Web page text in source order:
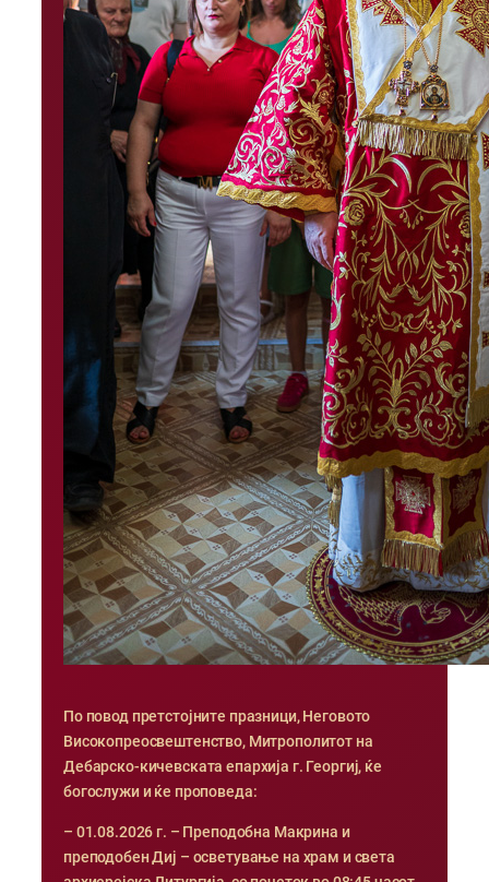
По повод претстојните празници, Неговото
Високопреосвештенство, Митрополитот на
Дебарско-кичевската епархија г. Георгиј, ќе
богослужи и ќе проповеда:
– 01.08.2026 г. – Преподобна Макрина и
преподобен Диј – осветување на храм и света